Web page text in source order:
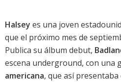
Halsey es una joven
que el próximo mes de
Publica su álbum debut,
escena underground, con una
americana, que así presentaba